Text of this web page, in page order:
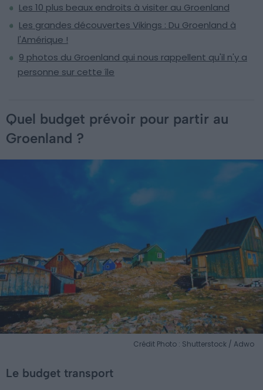
Les 10 plus beaux endroits à visiter au Groenland
Les grandes découvertes Vikings : Du Groenland à
l'Amérique !
9 photos du Groenland qui nous rappellent qu'il n'y a
personne sur cette île
Quel budget prévoir pour partir au
Groenland ?
Crédit Photo : Shutterstock / Adwo
Le budget transport